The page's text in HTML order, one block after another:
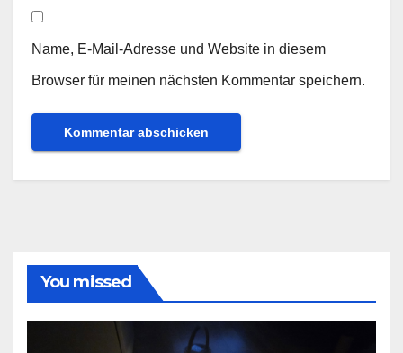
Name, E-Mail-Adresse und Website in diesem
Browser für meinen nächsten Kommentar speichern.
You missed